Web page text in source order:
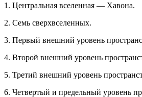
1. Центральная вселенная — Хавона.
2. Семь сверхвселенных.
3. Первый внешний уровень
4. Второй внешний уровень
5. Третий внешний уровень
6. Четвертый и предельный уровень